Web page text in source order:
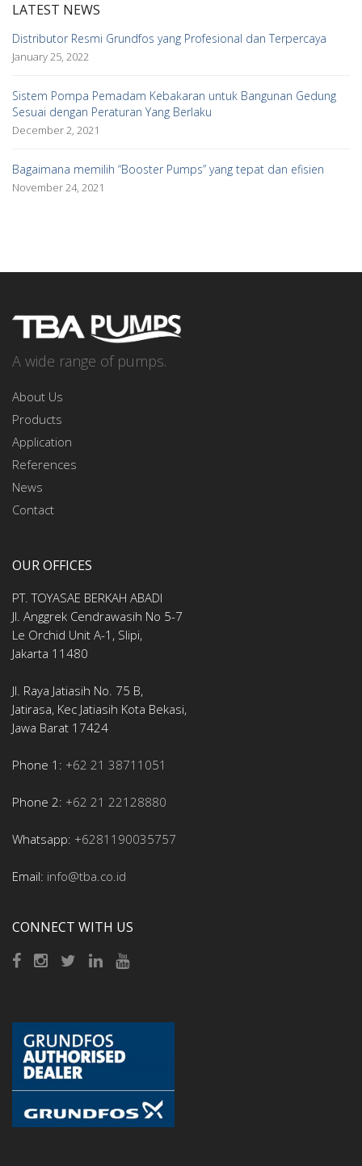
LATEST NEWS
Distributor Resmi Grundfos yang Profesional dan Terpercaya
January 25, 2022
Sistem Pompa Pemadam Kebakaran untuk Bangunan Gedung
Sesuai dengan Peraturan Yang Berlaku
December 2, 2021
Bagaimana memilih “Booster Pumps” yang tepat dan efisien
November 24, 2021
A wide range of pumps.
About Us
Products
Application
References
News
Contact
OUR OFFICES
PT. TOYASAE BERKAH ABADI
Jl. Anggrek Cendrawasih No 5-7
Le Orchid Unit A-1, Slipi,
Jakarta 11480
Jl. Raya Jatiasih No. 75 B,
Jatirasa, Kec Jatiasih Kota Bekasi,
Jawa Barat 17424
Phone 1: +62 21 38711051
Phone 2: +62 21 22128880
Whatsapp: +6281190035757
Email: info@tba.co.id
CONNECT WITH US